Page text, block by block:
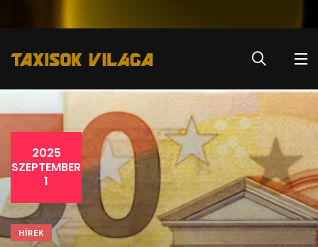
2025
SZEPTEMBER
1
HÍREK